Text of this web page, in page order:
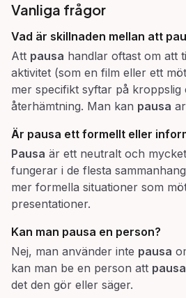
Vanliga frågor
Vad är skillnaden mellan att
Att pausa handlar oftast om att
aktivitet (som en film eller ett
mer specifikt syftar på kroppslig
återhämtning. Man kan pausa
Är pausa ett formellt eller
Pausa är ett neutralt och
fungerar i de flesta
mer formella situationer som
presentationer.
Kan man pausa en person?
Nej, man använder inte pausa
kan man be en person att pausa
det den gör eller säger.